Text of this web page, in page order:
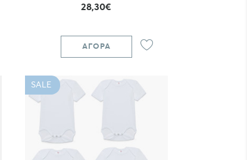
28,30€
ΑΓΟΡΆ
SALE